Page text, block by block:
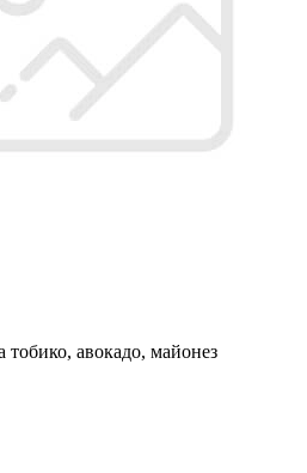
авокадо, майонез